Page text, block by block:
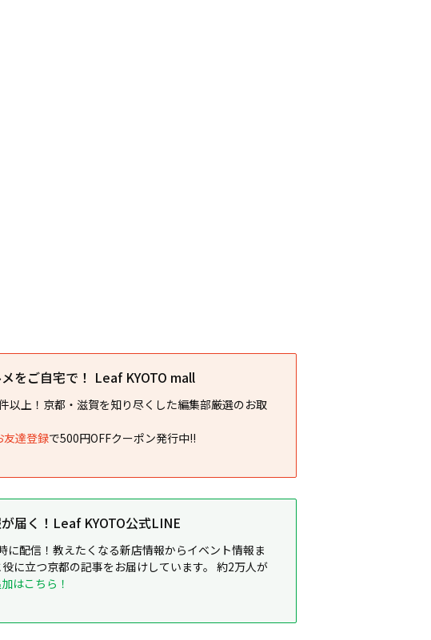
をご自宅で！ Leaf KYOTO mall
以上！京都・滋賀を知り尽くした編集部厳選のお取
友達登録で500円OFFクーポン発行中!!
届く！Leaf KYOTO公式LINE
に配信！教えたくなる新店情報からイベント情報ま
に立つ京都の記事をお届けしています。 約2万人が
はこちら！